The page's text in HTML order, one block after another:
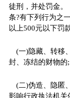
徒刑，并处罚金
条?有下列行为之
以上500元以下罚
(一)隐藏、转移
封、冻结的财物的;
(二)伪造、隐匿
影响行政执法机关